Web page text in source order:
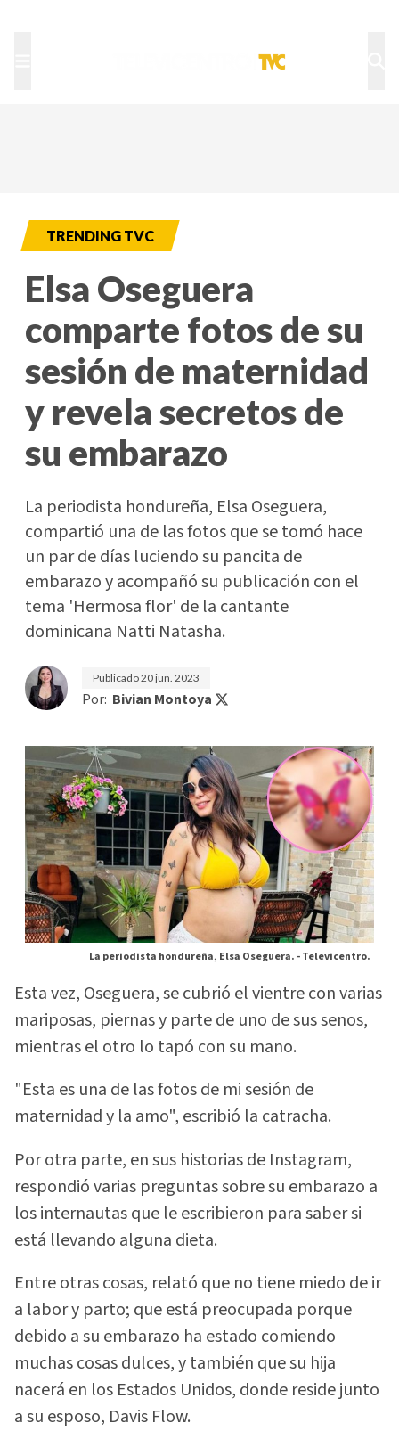
TRENDING TVC
Elsa Oseguera
comparte fotos de su
sesión de maternidad
y revela secretos de
su embarazo
La periodista hondureña, Elsa Oseguera,
compartió una de las fotos que se tomó hace
un par de días luciendo su pancita de
embarazo y acompañó su publicación con el
tema 'Hermosa flor' de la cantante
dominicana Natti Natasha.
Publicado20 jun. 2023
Por: Bivian Montoya
La periodista hondureña, Elsa Oseguera. -Televicentro.
Esta vez, Oseguera, se cubrió el vientre con varias
mariposas, piernas y parte de uno de sus senos,
mientras el otro lo tapó con su mano.
"Esta es una de las fotos de mi sesión de
maternidad y la amo", escribió la catracha.
Por otra parte, en sus historias de Instagram,
respondió varias preguntas sobre su embarazo a
los internautas que le escribieron para saber si
está llevando alguna dieta.
Entre otras cosas, relató que no tiene miedo de ir
a labor y parto; que está preocupada porque
debido a su embarazo ha estado comiendo
muchas cosas dulces, y también que su hija
nacerá en los Estados Unidos, donde reside junto
a su esposo, Davis Flow.